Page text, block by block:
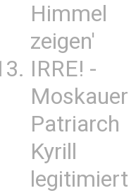
Himmel
zeigen'
IRRE! -
Moskauer
Patriarch
Kyrill
legitimiert